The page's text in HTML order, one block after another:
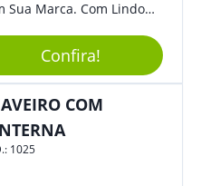
Sua Marca. Com Lindo
Diversas Ocasiões.
Não É?!
Confira!
COM
1025